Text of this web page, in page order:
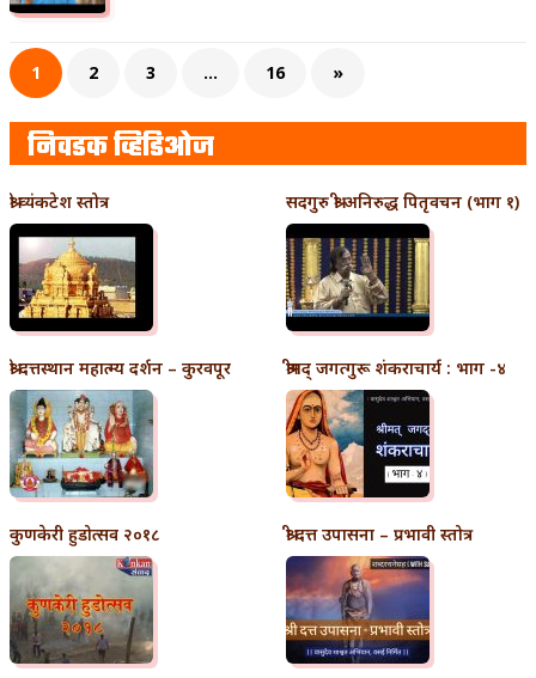
1 2 3 … 16 »
निवडक व्हिडिओज
श्री व्यंकटेश स्तोत्र सदगुरु श्री अनिरुद्ध पितृवचन (भाग १)
श्री दत्तस्थान महात्म्य दर्शन – कुरवपूर श्रीमद् जगत्गुरू शंकराचार्य : भाग -४
कुणकेरी हुडोत्सव २०१८ श्री दत्त उपासना – प्रभावी स्तोत्र